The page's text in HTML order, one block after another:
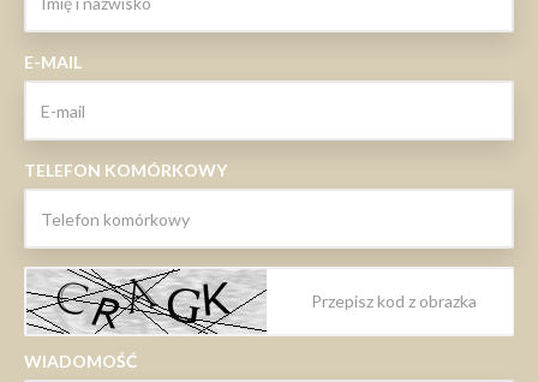
E-MAIL
TELEFON KOMÓRKOWY
WIADOMOŚĆ